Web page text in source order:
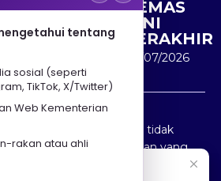
KEMAS
KINI
TERAKHIR
30/07/2026
dan Kementerian
Budaya (MOTAC) adalah tidak
kehilangan atau kerugian yang
mana-mana maklumat
tentang
sosial (seperti
TikTok, X/Twitter)
Web Kementerian
rakan atau ahli